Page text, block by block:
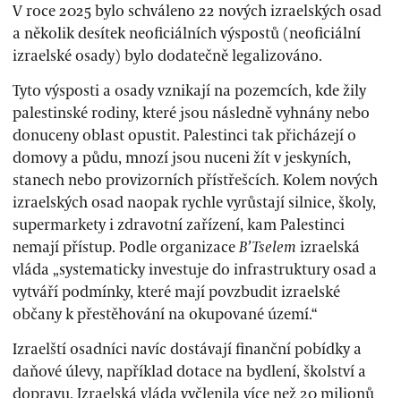
V roce 2025 bylo schváleno 22 nových izraelských osad
a několik desítek neoficiálních výspostů (neoficiální
izraelské osady) bylo dodatečně legalizováno.
Tyto výsposti a osady vznikají na pozemcích, kde žily
palestinské rodiny, které jsou následně vyhnány nebo
donuceny oblast opustit. Palestinci tak přicházejí o
domovy a půdu, mnozí jsou nuceni žít v jeskyních,
stanech nebo provizorních přístřešcích. Kolem nových
izraelských osad naopak rychle vyrůstají silnice, školy,
supermarkety i zdravotní zařízení, kam Palestinci
nemají přístup. Podle organizaceB’Tselem izraelská
vláda „systematicky investuje do infrastruktury osad a
vytváří podmínky, které mají povzbudit izraelské
občany k přestěhování na okupované území.“
Izraelští osadníci navíc dostávají finanční pobídky a
daňové úlevy, například dotace na bydlení, školství a